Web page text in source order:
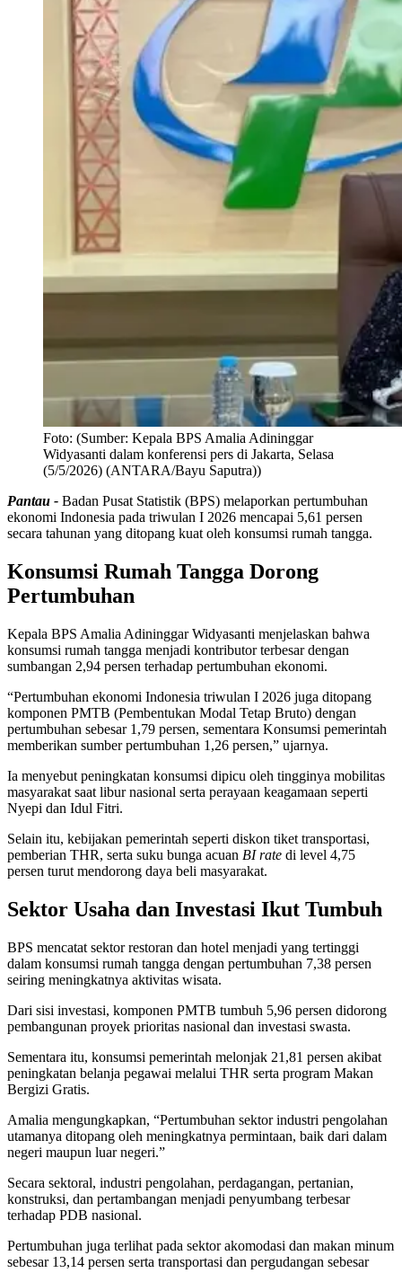
Foto: (Sumber: Kepala BPS Amalia Adininggar
Widyasanti dalam konferensi pers di Jakarta, Selasa
(5/5/2026) (ANTARA/Bayu Saputra))
Pantau - Badan Pusat Statistik (BPS) melaporkan pertumbuhan
ekonomi Indonesia pada triwulan I 2026 mencapai 5,61 persen
secara tahunan yang ditopang kuat oleh konsumsi rumah tangga.
Konsumsi Rumah Tangga Dorong
Pertumbuhan
Kepala BPS Amalia Adininggar Widyasanti menjelaskan bahwa
konsumsi rumah tangga menjadi kontributor terbesar dengan
sumbangan 2,94 persen terhadap pertumbuhan ekonomi.
“Pertumbuhan ekonomi Indonesia triwulan I 2026 juga ditopang
komponen PMTB (Pembentukan Modal Tetap Bruto) dengan
pertumbuhan sebesar 1,79 persen, sementara Konsumsi pemerintah
memberikan sumber pertumbuhan 1,26 persen,” ujarnya.
Ia menyebut peningkatan konsumsi dipicu oleh tingginya mobilitas
masyarakat saat libur nasional serta perayaan keagamaan seperti
Nyepi dan Idul Fitri.
Selain itu, kebijakan pemerintah seperti diskon tiket transportasi,
pemberian THR, serta suku bunga acuan BI rate di level 4,75
persen turut mendorong daya beli masyarakat.
Sektor Usaha dan Investasi Ikut Tumbuh
BPS mencatat sektor restoran dan hotel menjadi yang tertinggi
dalam konsumsi rumah tangga dengan pertumbuhan 7,38 persen
seiring meningkatnya aktivitas wisata.
Dari sisi investasi, komponen PMTB tumbuh 5,96 persen didorong
pembangunan proyek prioritas nasional dan investasi swasta.
Sementara itu, konsumsi pemerintah melonjak 21,81 persen akibat
peningkatan belanja pegawai melalui THR serta program Makan
Bergizi Gratis.
Amalia mengungkapkan, “Pertumbuhan sektor industri pengolahan
utamanya ditopang oleh meningkatnya permintaan, baik dari dalam
negeri maupun luar negeri.”
Secara sektoral, industri pengolahan, perdagangan, pertanian,
konstruksi, dan pertambangan menjadi penyumbang terbesar
terhadap PDB nasional.
Pertumbuhan juga terlihat pada sektor akomodasi dan makan minum
sebesar 13,14 persen serta transportasi dan pergudangan sebesar